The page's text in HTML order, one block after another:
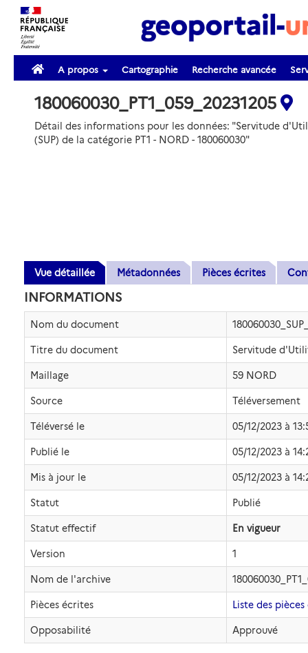
A propos Cartographie Recherche avancée
180060030_PT1_059_20231205
Détail des informations pour les données: "Servitude
(SUP) de la catégorie PT1 - NORD - 180060030"
Vue détaillée Métadonnées Pièces écrites
INFORMATIONS
Nom du document
Titre du document Servitude
Maillage 59 NORD
Source Téléversement
Téléversé le 05/12/2023 à
Publié le 05/12/2023 à
Mis à jour le 05/12/2023 à
Statut Publié
Statut effectif En vigueur
Version 1
Nom de l'archive
Pièces écrites Liste des
Opposabilité Approuvé